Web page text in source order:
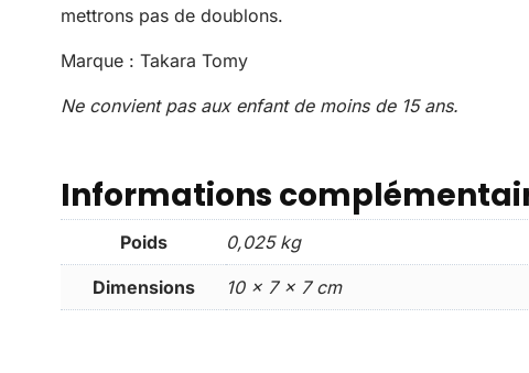
mettrons pas de doublons.
Marque : Takara Tomy
Ne convient pas aux enfant de moins de 15 ans.
Informations
Poids 0,025 kg
Dimensions 10 × 7 × 7 cm